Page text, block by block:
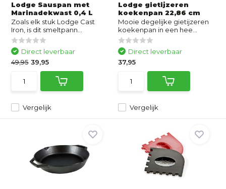
Lodge Sauspan met
Marinadekwast 0,4 L
Zoals elk stuk Lodge Cast
Iron, is dit smeltpann...
Vergelijk
Direct leverbaar
49,95 39,95
Lodge gietijzeren
koekenpan 22,86 cm
Mooie degelijke gietijzeren
koekenpan in een hee...
Vergelijk
Direct leverbaar
37,95